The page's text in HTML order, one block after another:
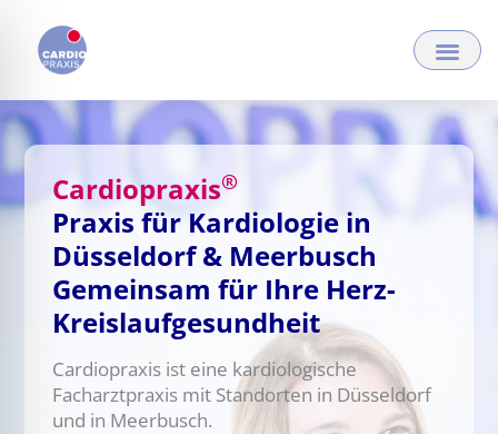
Inhalt
springen
Cardiopraxis®
Praxis für Kardiologie in
Düsseldorf & Meerbusch
Gemeinsam für Ihre Herz-
Kreislauf­gesund­heit
Cardiopraxis ist eine kardiologische
Facharztpraxis mit Standorten in Düsseldorf
und in Meerbusch.